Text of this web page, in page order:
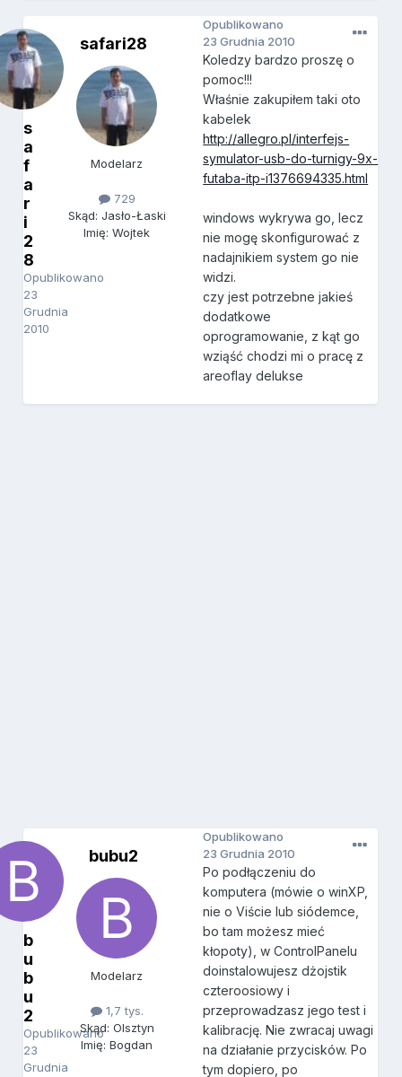
s
a
f
a
r
i
2
8
Opublikowano
23
Grudnia
2010
safari28
Modelarz
729
Skąd: Jasło-Łaski
Imię: Wojtek
Opublikowano
23 Grudnia 2010
Koledzy bardzo proszę o
pomoc!!!
Właśnie zakupiłem taki oto
kabelek
http://allegro.pl/interfejs-
symulator-usb-do-turnigy-9x-
futaba-itp-i1376694335.html
windows wykrywa go, lecz
nie mogę skonfigurować z
nadajnikiem system go nie
widzi.
czy jest potrzebne jakieś
dodatkowe
oprogramowanie, z kąt go
wziąść chodzi mi o pracę z
areoflay delukse
b
u
b
u
2
Opublikowano
23
Grudnia
bubu2
Modelarz
1,7 tys.
Skąd: Olsztyn
Imię: Bogdan
Opublikowano
23 Grudnia 2010
Po podłączeniu do
komputera (mówie o winXP,
nie o Viście lub siódemce,
bo tam możesz mieć
kłopoty), w ControlPanelu
doinstalowujesz dżojstik
czteroosiowy i
przeprowadzasz jego test i
kalibrację. Nie zwracaj uwagi
na działanie przycisków. Po
tym dopiero, po